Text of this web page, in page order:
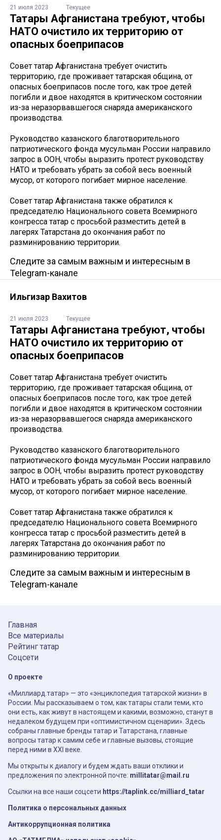
21 июля 2023 Текущее
Татары Афганистана требуют, чтобы
НАТО очистило их территорию от
опасных боеприпасов
Совет татар Афганистана требует очистить
территорию, где проживает татарская община, от
опасных боеприпасов после того, как трое детей
погибли и двое находятся в критическом состоянии
из-за неразорвавшегося снаряда американского
производства.
Руководство казанского благотворительного
патриотического фонда мусульман России направило
запрос в ООН, чтобы выразить протест руководству
НАТО и требовать убрать за собой весь военный
мусор, от которого погибает мирное население.
Совет татар Афганистана также обратился к
председателю Национального совета Всемирного
конгресса татар с просьбой разместить детей в
лагерях Татарстана до окончания работ по
разминированию территории.
Следите за самым важным и интересным в
Telegram-канале
Ильгизар Вахитов
21 июля 2023 Текущее
Татары Афганистана требуют, чтобы
НАТО очистило их территорию от
опасных боеприпасов
Совет татар Афганистана требует очистить
территорию, где проживает татарская община, от
опасных боеприпасов после того, как трое детей
погибли и двое находятся в критическом состоянии
из-за неразорвавшегося снаряда американского
производства.
Руководство казанского благотворительного
патриотического фонда мусульман России направило
запрос в ООН, чтобы выразить протест руководству
НАТО и требовать убрать за собой весь военный
мусор, от которого погибает мирное население.
Совет татар Афганистана также обратился к
председателю Национального совета Всемирного
конгресса татар с просьбой разместить детей в
лагерях Татарстана до окончания работ по
разминированию территории.
Следите за самым важным и интересным в
Telegram-канале
Главная
Все материалы
Рейтинг татар
Соцсети
О проекте
«Миллиард.татар» — это «энциклопедия татарской жизни» в
России. Мы рассказываем о том, как татары стали теми, кто
они есть, как живут в настоящем и какими, возможно, станут в
недалеком будущем при «оптимистичном сценарии». Здесь
собраны главные бренды татар и Татарстана, главные
вопросы татар к самим себе и главные вызовы, стоящие
перед ними в XXI веке.
Мы открыты к диалогу и будем ждать ваши отклики и
предложения по электронной почте: millitatar@mail.ru
Ссылки на все наши соцсети https://taplink.cc/milliard_tatar
Политика о персональных данных
Антикоррупционная политика